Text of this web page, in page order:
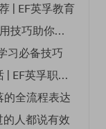
| EF英孚教育
普通打工人如何高效学英语？5个实用技巧助你突破职场瓶颈
习必备技巧
职场沟通秘籍：如何与领导高效对话 | EF英孚职场指南
全流程表达
人都说有效